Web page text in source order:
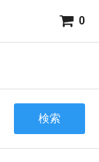
0
検索